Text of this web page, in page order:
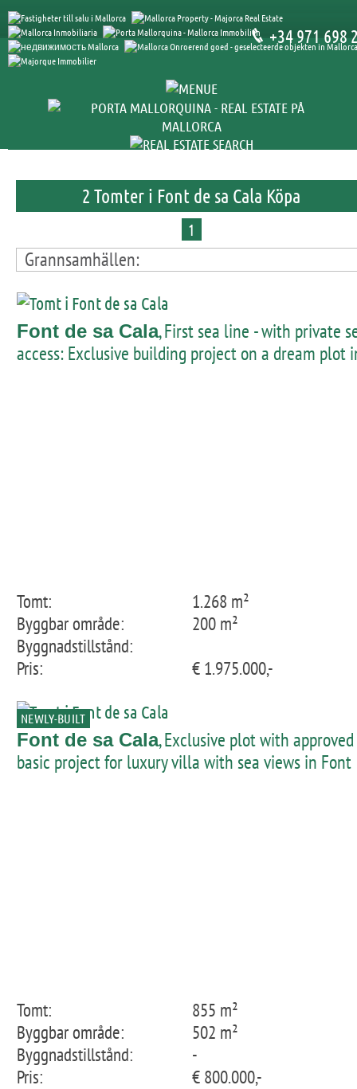
+34 971 698
2 Tomter i Font de sa Cala Köpa
1
Grannsamhällen:
Font de sa Cala, First sea line - with private
access: Exclusive building project on a dream plot
Tomt:
1.268 m²
Byggbar område:
200 m²
Byggnadstillstånd:
Pris:
€ 1.975.000,-
NEWLY-BUILT
Font de sa Cala, Exclusive plot with approved
basic project for luxury villa with sea views in Font
Tomt:
855 m²
Byggbar område:
502 m²
Byggnadstillstånd:
-
Pris:
€ 800.000,-